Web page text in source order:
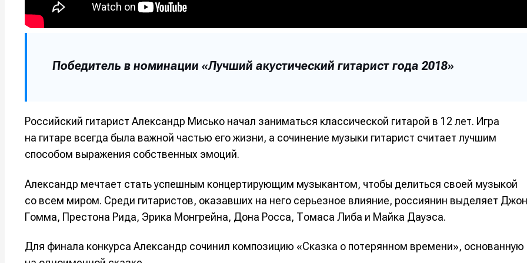
Победитель в номинации «Лучший акустический гитарист года 2018»
Российский гитарист Александр Мисько начал заниматься классической гитарой в 12 лет. Игра
на гитаре всегда была важной частью его жизни, а сочинение музыки гитарист считает лучшим
способом выражения собственных эмоций.
Александр мечтает стать успешным концертирующим музыкантом, чтобы делиться своей музыкой
со всем миром. Среди гитаристов, оказавших на него серьезное влияние, россиянин выделяет
Гомма, Престона Рида, Эрика Монгрейна, Дона Росса, Томаса Либа и Майка Дауэса.
Для финала конкурса Александр сочинил композицию «Сказка о потерянном времени», основанную